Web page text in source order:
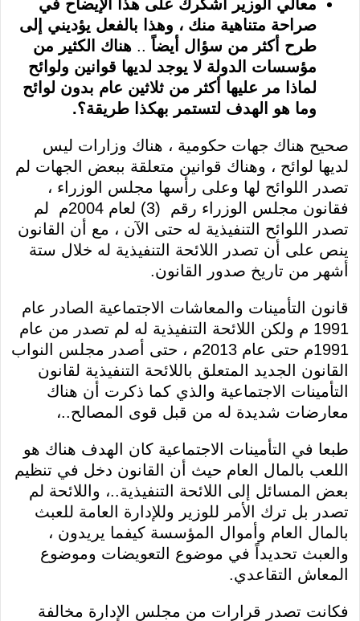
معالي الوزير أشكرك على هذا الإيضاح في
صراحة متناهية منك ، وهذا بالفعل يؤديني إلى
طرح أكثر من سؤال أيضاً .. هناك الكثير من
مؤسسات الدولة لا يوجد لديها قوانين ولوائح
لماذا مر عليها أكثر من ثلاثين عام بدون لوائح
وما هو الهدف لتستمر بهكذا طريقة؟.
صحيح هناك جهات حكومية ، هناك وزارات ليس
لديها لوائح ، وهناك قوانين متعلقة ببعض الجهات لم
تصدر اللوائح لها وعلى رأسها مجلس الوزراء ،
فقانون مجلس الوزراء رقم (3) لعام 2004م لم
تصدر اللوائح التنفيذية له حتى الآن ، مع أن القانون
ينص على أن تصدر اللائحة التنفيذية له خلال ستة
أشهر من تاريخ صدور القانون.
قانون التأمينات والمعاشات الاجتماعية الصادر عام
1991 م ولكن اللائحة التنفيذية له لم تصدر من عام
1991م حتى عام 2013م ، حتى أصدر مجلس النواب
القانون الجديد المتعلق باللائحة التنفيذية لقانون
التأمينات الاجتماعية والذي كما ذكرت أن هناك
معارضات شديدة له من قبل قوى المصالح..،
طبعا في التأمينات الاجتماعية كان الهدف هناك هو
اللعب بالمال العام حيث أن القانون دخل في تنظيم
بعض المسائل إلى اللائحة التنفيذية..، واللائحة لم
تصدر بل ترك الأمر للوزير وللإدارة العامة للعبث
بالمال العام وأموال المؤسسة كيفما يريدون ،
والعبث تحديداً في موضوع التعويضات وموضوع
المعاش التقاعدي.
فكانت تصدر قرارات من مجلس الإدارة مخالفة